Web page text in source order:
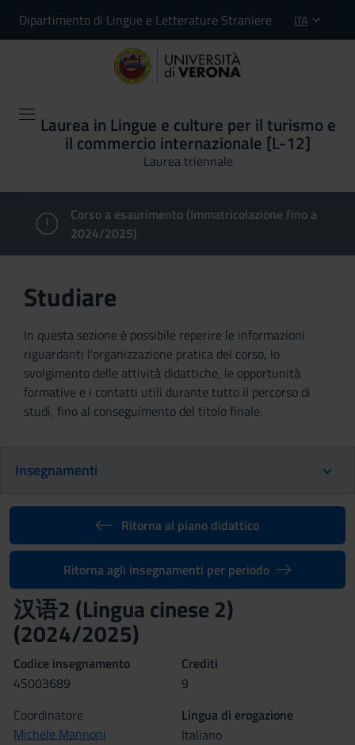
Dipartimento di Lingue e Letterature Straniere ITA
Laurea in Lingue e culture per il turismo e
il commercio internazionale [L-12]
Laurea triennale
Corso a esaurimento (Immatricolazione fino a
2024/2025)
Studiare
In questa sezione è possibile reperire le informazioni
riguardanti l'organizzazione pratica del corso, lo
svolgimento delle attività didattiche, le opportunità
formative e i contatti utili durante tutto il percorso di
studi, fino al conseguimento del titolo finale.
Insegnamenti
Ritorna al piano didattico
Ritorna agli insegnamenti per periodo
汉语2 (Lingua cinese 2)
(2024/2025)
Codice insegnamento
4S003689
Crediti
9
Coordinatore
Michele Mannoni
Lingua di erogazione
Italiano